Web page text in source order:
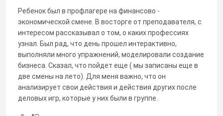
Ребенок был в профлагере на финансово -
экономической смене. В восторге от преподавателя, с
интересом рассказывал о том, о каких профессиях
узнал. Был рад, что день прошел интерактивно,
выполняли много упражнений, моделировали создание
бизнеса. Сказал, что пойдет еще ( мы записаны еще в
две смены на лето). Для меня важно, что он
анализирует свои действия и действия других после
деловых игр, которые у них были в группе.